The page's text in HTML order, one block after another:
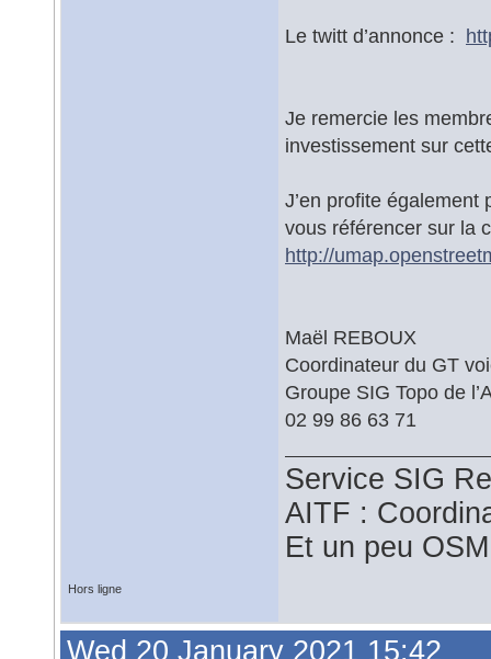
Le twitt d’annonce :
Je remercie les
investissement sur
J’en profite également
vous référencer sur la
http://
Maël REBOUX
Coordinateur du GT
Groupe SIG Topo de
02 99 86 63 71
Service SIG
AITF :
Et un peu
Hors ligne
Wed 20 January 2021 15:42